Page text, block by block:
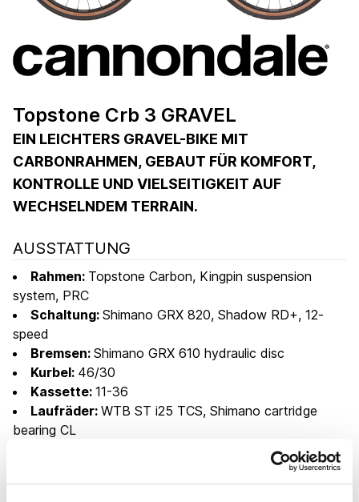
Topstone Crb 3 GRAVEL
EIN LEICHTERS GRAVEL-BIKE MIT
CARBONRAHMEN, GEBAUT FÜR KOMFORT,
KONTROLLE UND VIELSEITIGKEIT AUF
WECHSELNDEM TERRAIN.
AUSSTATTUNG
Rahmen: Topstone Carbon, Kingpin suspension
system, PRC
Schaltung: Shimano GRX 820, Shadow RD+, 12-
speed
Bremsen: Shimano GRX 610 hydraulic disc
Kurbel: 46/30
Kassette: 11-36
Laufräder: WTB ST i25 TCS, Shimano cartridge
bearing CL